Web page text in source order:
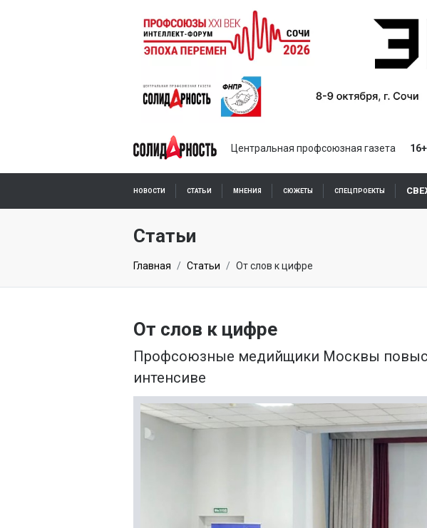
Центральная профсоюзная газета 16+
НОВОСТИ СТАТЬИ МНЕНИЯ СЮЖЕТЫ СПЕЦПРОЕКТЫ
Статьи
Главная Статьи От слов к цифре
От слов к цифре
Профсоюзные медийщики Москвы
интенсиве